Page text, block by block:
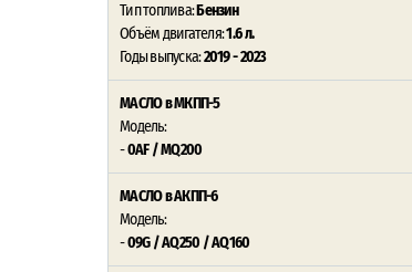
Тип топлива:Бензин
Объём двигателя:1.6 л.
Годы выпуска:2019 - 2023
МАСЛО в МКПП-5
Модель:
-0AF / MQ200
МАСЛО в АКПП-6
Модель:
-09G / AQ250 / AQ160